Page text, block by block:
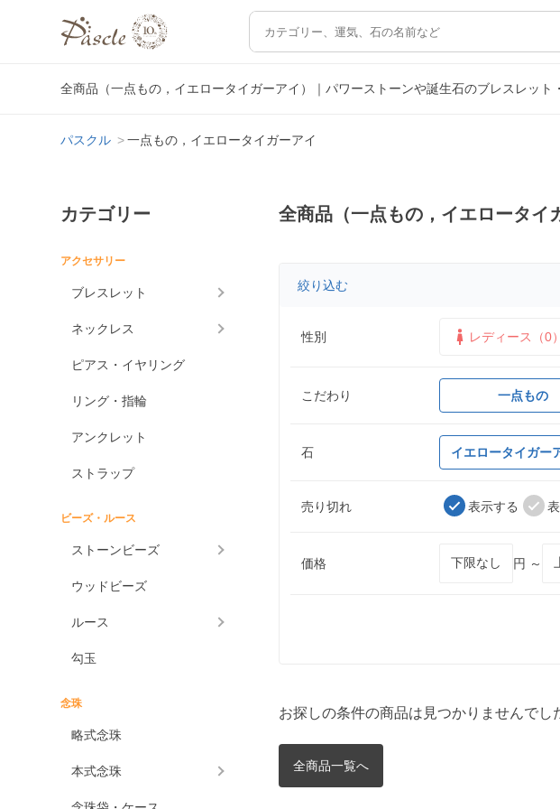
全商品（一点もの，イエロータイガーアイ）｜パワーストーンや誕生石のブレスレット
パスクル 一点もの，イエロータイガーアイ
カテゴリー
アクセサリー
ブレスレット
ネックレス
ピアス・イヤリング
リング・指輪
アンクレット
ストラップ
ビーズ・ルース
ストーンビーズ
ウッドビーズ
ルース
勾玉
念珠
略式念珠
本式念珠
全商品（一点もの，イエロータイ
絞り込む
性別 レディース（0）
こだわり 一点もの
石 イエロータイガー
売り切れ 表示する
価格 円 ～
お探しの条件の商品は見つかりませんでし
全商品一覧へ